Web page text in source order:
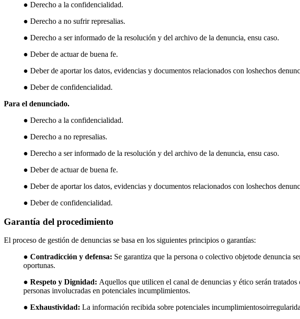
● Derecho a la confidencialidad.
● Derecho a no sufrir represalias.
● Derecho a ser informado de la resolución y del archivo de la denuncia, ensu caso.
● Deber de actuar de buena fe.
● Deber de aportar los datos, evidencias y documentos relacionados con loshechos
● Deber de confidencialidad.
Para el denunciado.
● Derecho a la confidencialidad.
● Derecho a no represalias.
● Derecho a ser informado de la resolución y del archivo de la denuncia, ensu caso.
● Deber de actuar de buena fe.
● Deber de aportar los datos, evidencias y documentos relacionados con loshechos
● Deber de confidencialidad.
Garantía del procedimiento
El proceso de gestión de denuncias se basa en los siguientes principios o garantías:
● Contradicción y defensa: Se garantiza que la persona o colectivo objetode denuncia
oportunas.
● Respeto y Dignidad: Aquellos que utilicen el canal de denuncias y ético serán
personas involucradas en potenciales incumplimientos.
● Exhaustividad: La información recibida sobre potenciales